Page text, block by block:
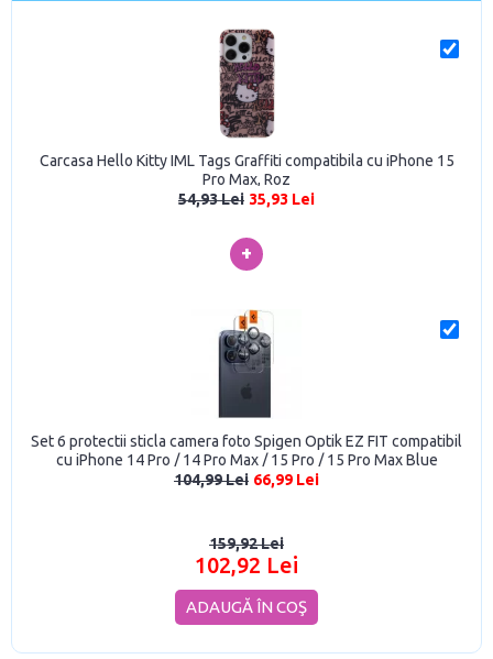
Carcasa Hello Kitty IML Tags Graffiti compatibila cu iPhone 15
Pro Max, Roz
54,93 Lei 35,93 Lei
+
Set 6 protectii sticla camera foto Spigen Optik EZ FIT compatibil
cu iPhone 14 Pro / 14 Pro Max / 15 Pro / 15 Pro Max Blue
Titanium
104,99 Lei 66,99 Lei
159,92 Lei
102,92 Lei
ADAUGĂ ÎN COŞ